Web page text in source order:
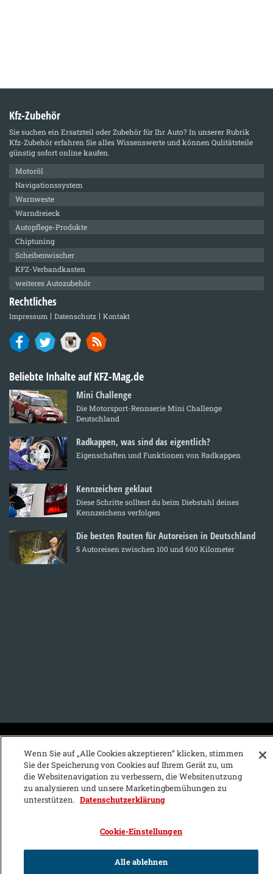
Kfz-Zubehör
Sie suchen ein Ersatzteil oder Zubehör für Ihr Auto? In unserer Rubrik
Kfz-Zubehörerfahren Sie alles Wissenswerte und können Qulitätsteile
günstig sofort online kaufen.
Motoröl
Navigationssystem
Warnweste
Warndreieck
Autopflege-Produkte
Chiptuning
Scheibenwischer
KFZ-Verbandkasten
weiteres Autozubehör
Rechtliches
Impressum Datenschutz Kontakt
Beliebte Inhalte auf KFZ-Mag.de
Mini Challenge
Die Motorsport-Rennserie Mini Challenge
Deutschland
Radkappen, was sind das eigentlich?
Eigenschaften und Funktionen von Radkappen
Kennzeichen geklaut
Diese Schritte solltest du beim Diebstahl deines
Kennzeichens verfolgen
Die besten Routen für Autoreisen in Deutschland
5 Autoreisen zwischen 100 und 600 Kilometer
KFZ-Stichwortvereichnis:
A B C D E F G H I
K
L M N O P Q R S
Wenn Sie auf „Alle Cookies akzeptieren“ klicken, stimmen
Sie der Speicherung von Cookies auf Ihrem Gerät zu, um
die Websitenavigation zu verbessern, die Websitenutzung
zu analysieren und unsere Marketingbemühungen zu
unterstützen. Datenschutzerklärung
Cookie-Einstellungen
Alle ablehnen